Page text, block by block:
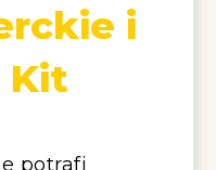
i
Kit
potrafi